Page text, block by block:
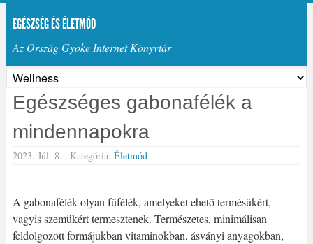
EGÉSZSÉG ÉS ÉLETMÓD
Az Ország Gyöke Internet Könyvtár
Egészséges gabonafélék a
mindennapokra
2023. Júl. 8. | Kategória: Életmód
A gabonafélék olyan fűfélék, amelyeket ehető termésükért,
vagyis szemükért termesztenek. Természetes, minimálisan
feldolgozott formájukban vitaminokban, ásványi anyagokban,